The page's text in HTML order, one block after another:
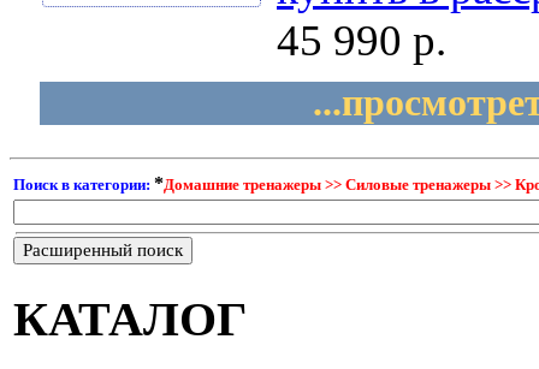
45 990 р.
Поиск в категории: *Домашние тренажеры >> Силовые тренажеры >>
Расширенный поиск
КАТАЛОГ